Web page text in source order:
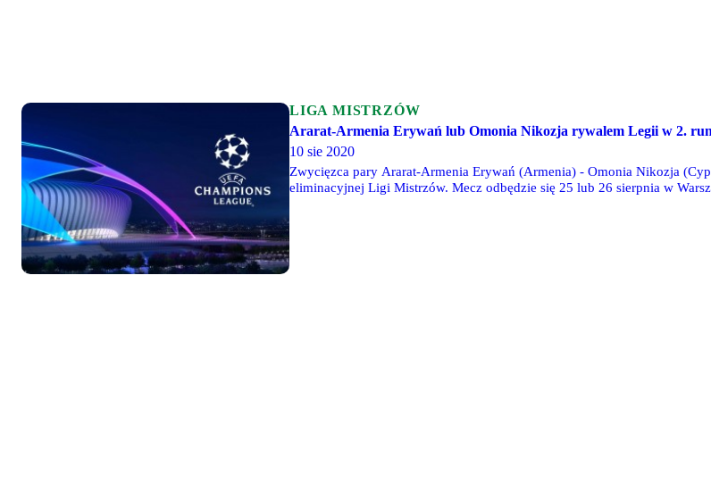
LIGA MISTRZÓW
Ararat-Armenia Erywań lub Omonia Nikozja rywalem Legii w 2.
10 sie 2020
Zwycięzca pary Ararat-Armenia Erywań (Armenia) - Omonia Nikozja
eliminacyjnej Ligi Mistrzów. Mecz odbędzie się 25 lub 26 sierpnia w